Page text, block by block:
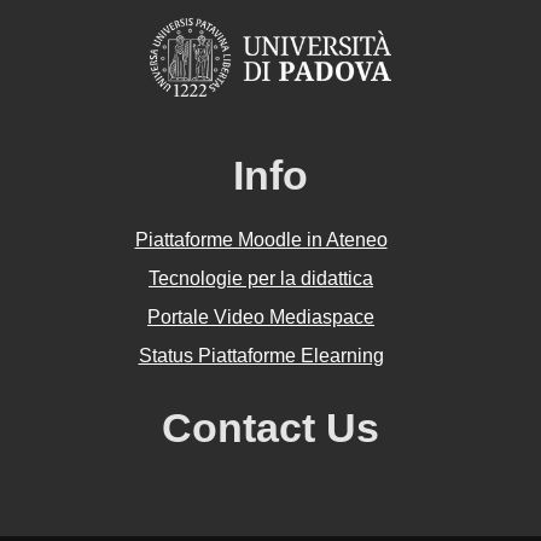
Info
Piattaforme Moodle in Ateneo
Tecnologie per la didattica
Portale Video Mediaspace
Status Piattaforme Elearning
Contact Us